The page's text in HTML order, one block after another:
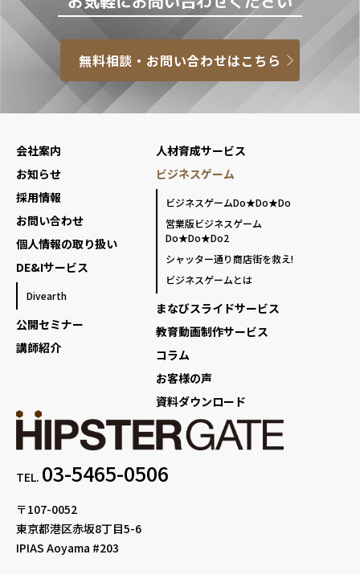
無料相談・お問い合わせはこちら
TEL. 03-5465-0506
〒107-0052
東京都港区赤坂8丁目5-6
IPIAS Aoyama #203
会社案内
お知らせ
採用情報
お問い合わせ
個人情報の取り扱い
DE&Iサービス
Divearth
公開セミナー
講師紹介
人材育成サービス
ビジネスゲーム
ビジネスゲームDo★Do★Do
営業版ビジネスゲーム
Do★Do★Do2
シャッター通り商店街を救え!
ビジネスゲームとは
まなびスライドサービス
教育動画制作サービス
コラム
お客様の声
資料ダウンロード